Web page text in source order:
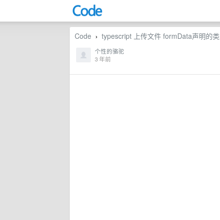
Code › typescript 上传文件 formData声明的
个性的骆驼
3 年前